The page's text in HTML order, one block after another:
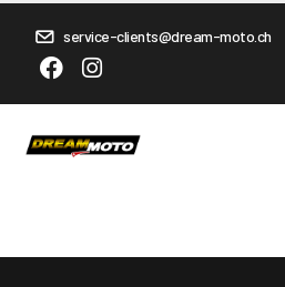
service-clients@dream-moto.ch